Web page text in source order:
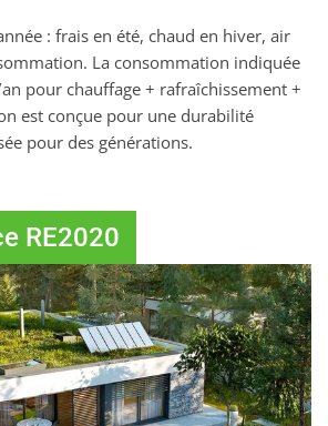
: frais en été, chaud en hiver, air
La consommation indiquée
pour chauffage + rafraîchissement +
est conçue pour une durabilité
pour des générations.
RE2020